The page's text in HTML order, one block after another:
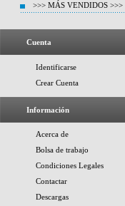
>>> MÁS VENDIDOS >>>
Cuenta
Identificarse
Crear Cuenta
Información
Acerca de
Bolsa de trabajo
Condiciones Legales
Contactar
Descargas